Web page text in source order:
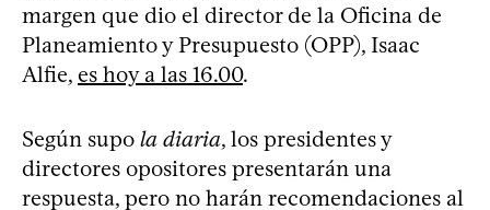
margen que dio el director de la Oficina de
Planeamiento y Presupuesto (OPP), Isaac
Alfie, es hoy a las 16.00.
Según supo la diaria, los presidentes y
directores opositores presentarán una
respuesta, pero no harán recomendaciones al